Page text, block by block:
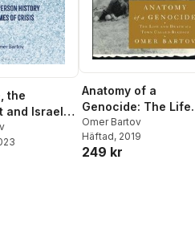
the
and Israel-
Anatomy of a
Genocide: The Life
and Death of a Town
Called Buczacz
Omer Bartov
Häftad, 2019
249 kr